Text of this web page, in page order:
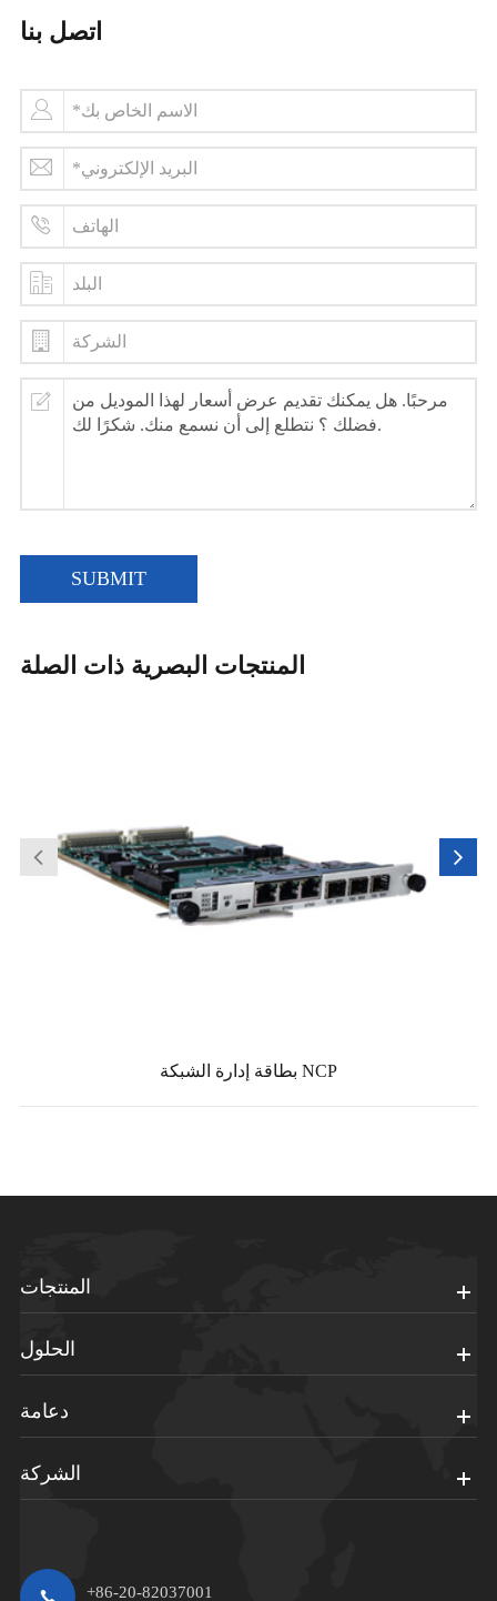
اتصل بنا
SUBMIT
المنتجات البصرية ذات الصلة
بطاقة إدارة الشبكة NCP
المنتجات
الحلول
دعامة
الشركة
+86-20-82037001